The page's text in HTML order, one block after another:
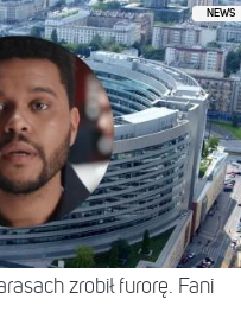
NEWS
zrobił furorę. Fani